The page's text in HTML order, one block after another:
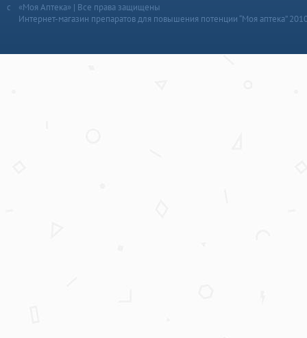
«Моя Аптека» | Все права защищены
Интернет-магазин препаратов для повышения потенции “Моя аптека”